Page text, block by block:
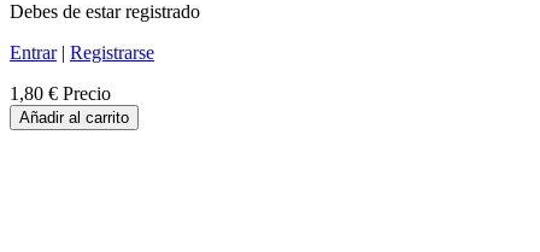
Debes de estar registrado
Entrar| Registrarse
1,80 € Precio
Añadir al carrito